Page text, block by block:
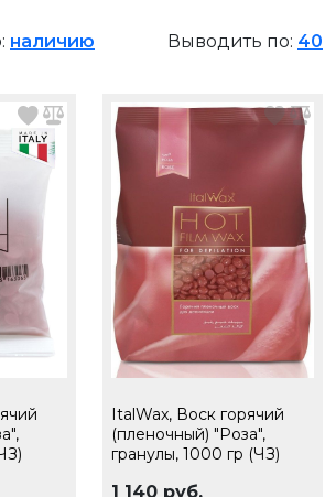
наличию Выводить по: 40
ItalWax, Воск горячий
(пленочный) "Роза",
гранулы, 1000 гр (ЧЗ)
1 140 руб.